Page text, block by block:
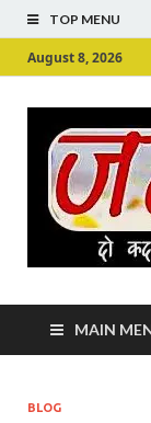
TOP MENU
August 8, 2026
MAIN
BLOG